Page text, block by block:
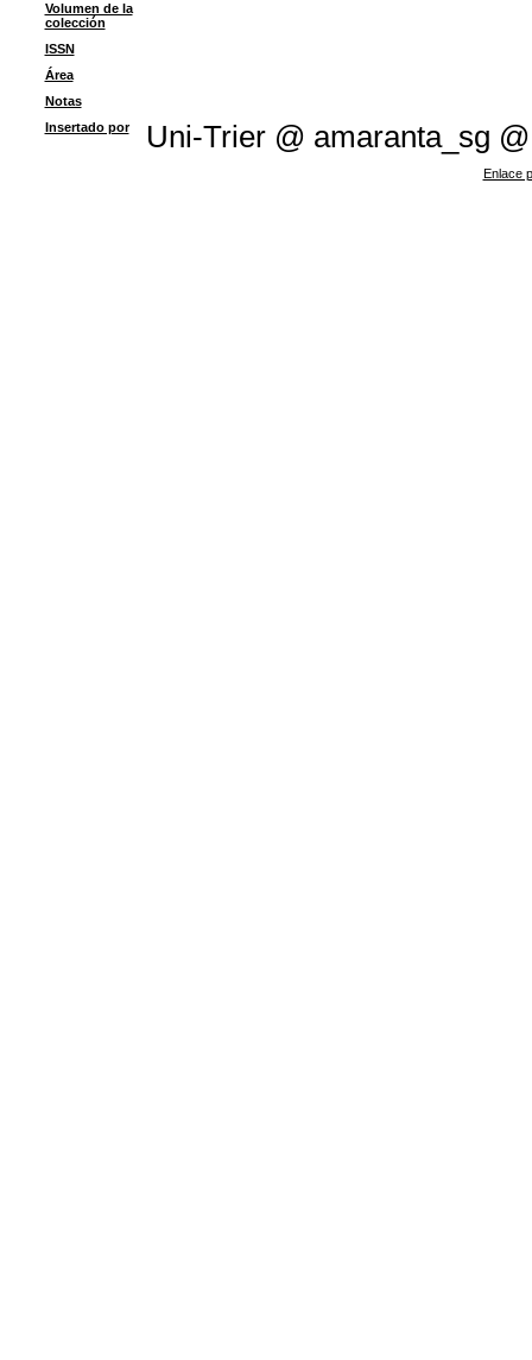
Volumen de la
colección
ISSN
Área
Notas
Insertado por
Uni-Trier @ amaranta_sg @
Enlace